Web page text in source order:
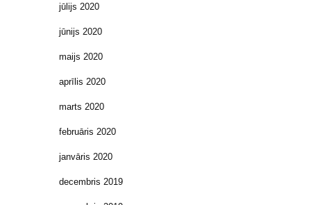
jūlijs 2020
jūnijs 2020
maijs 2020
aprīlis 2020
marts 2020
februāris 2020
janvāris 2020
decembris 2019